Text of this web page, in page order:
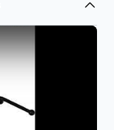
trainingsruimte
houden.
voor rommel
dit Wall-Line
het verleden.
je sneller